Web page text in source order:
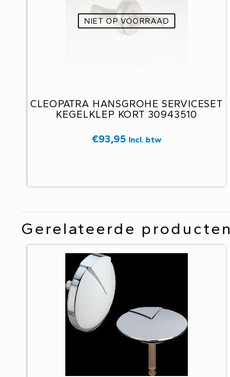
NIET OP VOORRAAD
CLEOPATRA HANSGROHE SERVICESET
KEGELKLEP KORT 30943510
€93,95 Incl. btw
Gerelateerde producten